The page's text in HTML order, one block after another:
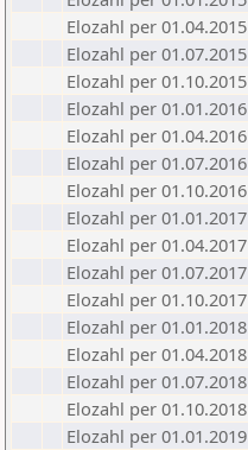
Elozahl per 01.04.2015
Elozahl per 01.07.2015
Elozahl per 01.10.2015
Elozahl per 01.01.2016
Elozahl per 01.04.2016
Elozahl per 01.07.2016
Elozahl per 01.10.2016
Elozahl per 01.01.2017
Elozahl per 01.04.2017
Elozahl per 01.07.2017
Elozahl per 01.10.2017
Elozahl per 01.01.2018
Elozahl per 01.04.2018
Elozahl per 01.07.2018
Elozahl per 01.10.2018
Elozahl per 01.01.2019